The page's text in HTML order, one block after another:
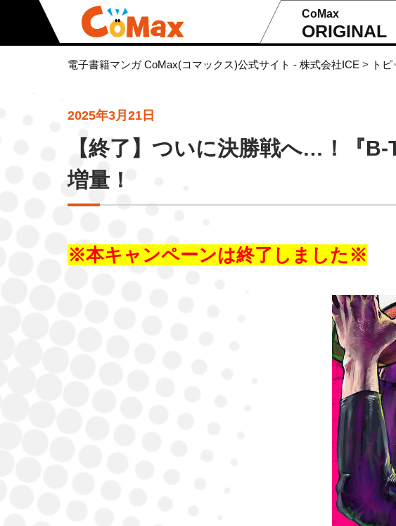
CoMax
ORIGINAL
電子書籍マンガ CoMax(コマックス)公式サイト - 株式会社ICE > ト
2025年3月21日
【終了】ついに決勝戦へ…！『
増量！
※本キャンペーンは終了しました※